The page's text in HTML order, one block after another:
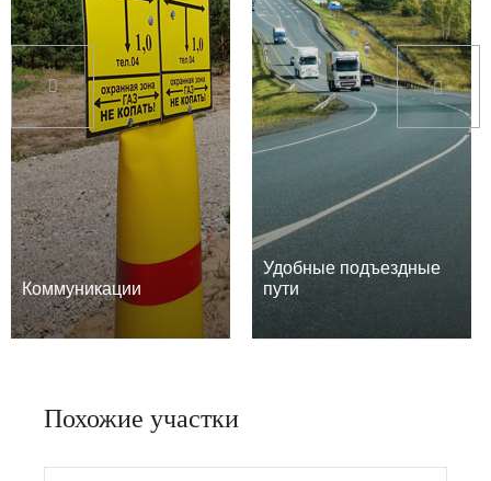
Коммуникации
Удобные подъездные
пути
Похожие участки